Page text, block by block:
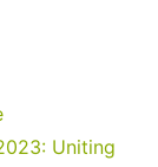
Uniting